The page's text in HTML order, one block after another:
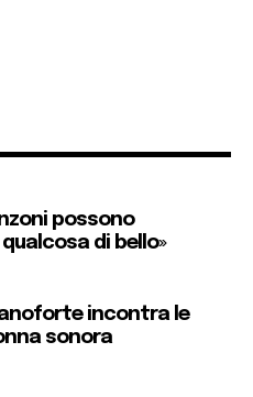
possono
di bello»
incontra le
sonora